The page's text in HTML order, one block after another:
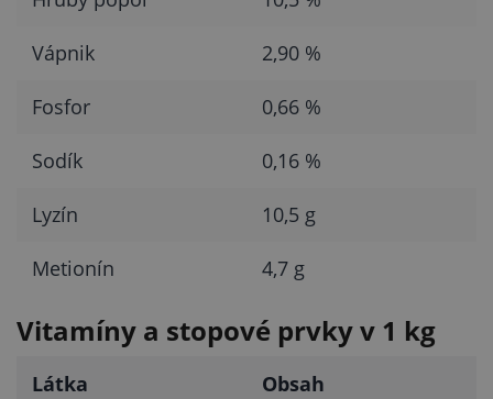
Vápnik 2,90 %
Fosfor 0,66 %
Sodík 0,16 %
Lyzín 10,5 g
Metionín 4,7 g
Vitamíny a stopové prvky v 1 kg
Látka Obsah